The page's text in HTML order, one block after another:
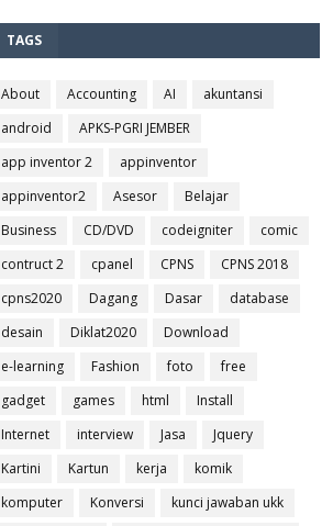
TAGS
About Accounting AI
akuntansi
android
APKS-PGRI JEMBER
app inventor 2
appinventor
appinventor2
Asesor
Belajar
Business
CD/DVD codeigniter
comic
contruct 2
cpanel CPNS
CPNS 2018
cpns2020
Dagang Dasar
database
desain
Diklat2020
Download
e-learning
Fashion foto
free
gadget
games html
Install
Internet
interview Jasa
Jquery
Kartini
Kartun kerja
komik
komputer
Konversi
kunci jawaban ukk